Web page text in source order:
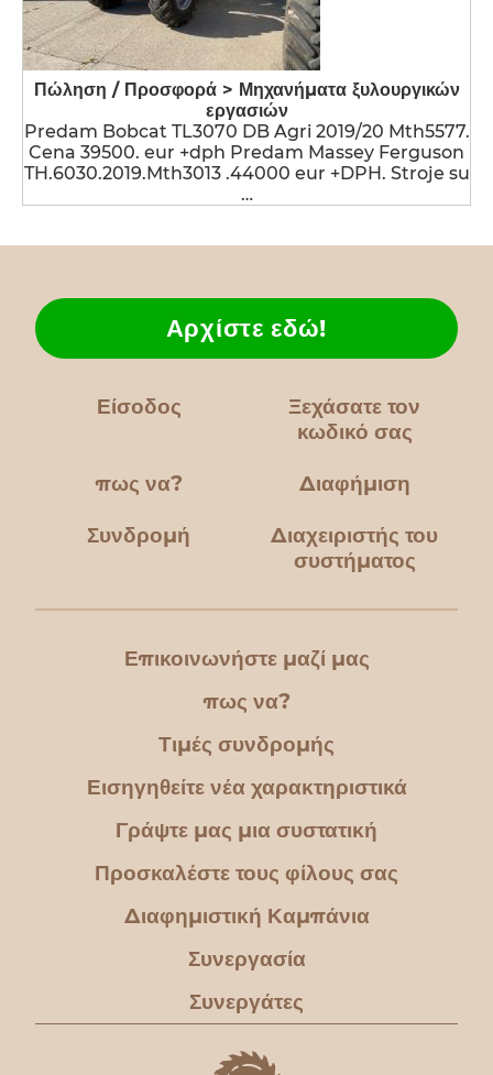
Πώληση / Προσφορά > Μηχανήματα ξυλουργικών
εργασιών
Predam Bobcat TL3070 DB Agri 2019/20 Mth5577.
Cena 39500. eur +dph Predam Massey Ferguson
TH.6030.2019.Mth3013 .44000 eur +DPH. Stroje su
…
Είσοδος
Ξεχάσατε τον
κωδικό σας
πως να?
Αρχίστε εδώ!
Διαφήμιση
Συνδρομή
Διαχειριστής του
συστήματος
Επικοινωνήστε μαζί μας
πως να?
Τιμές συνδρομής
Εισηγηθείτε νέα χαρακτηριστικά
Γράψτε μας μια συστατική
Προσκαλέστε τους φίλους σας
Διαφημιστική Καμπάνια
Συνεργασία
Συνεργάτες